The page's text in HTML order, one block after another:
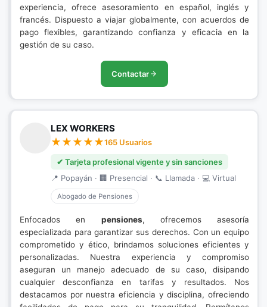
experiencia, ofrece asesoramiento en español, inglés y
francés. Dispuesto a viajar globalmente, con acuerdos de
pago flexibles, garantizando confianza y eficacia en la
gestión de su caso.
Contactar
LEX WORKERS
165 Usuarios
✔ Tarjeta profesional vigente y sin sanciones
📍 Popayán · 🏢 Presencial · 📞 Llamada · 💻 Virtual
Abogado de Pensiones
Enfocados en pensiones, ofrecemos asesoría
especializada para garantizar sus derechos. Con un equipo
comprometido y ético, brindamos soluciones eficientes y
personalizadas. Nuestra experiencia y compromiso
aseguran un manejo adecuado de su caso, disipando
cualquier desconfianza en tarifas y resultados. Nos
destacamos por nuestra eficiencia y disciplina, ofreciendo